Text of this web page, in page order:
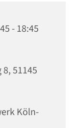
- 18:45
51145
Köln-